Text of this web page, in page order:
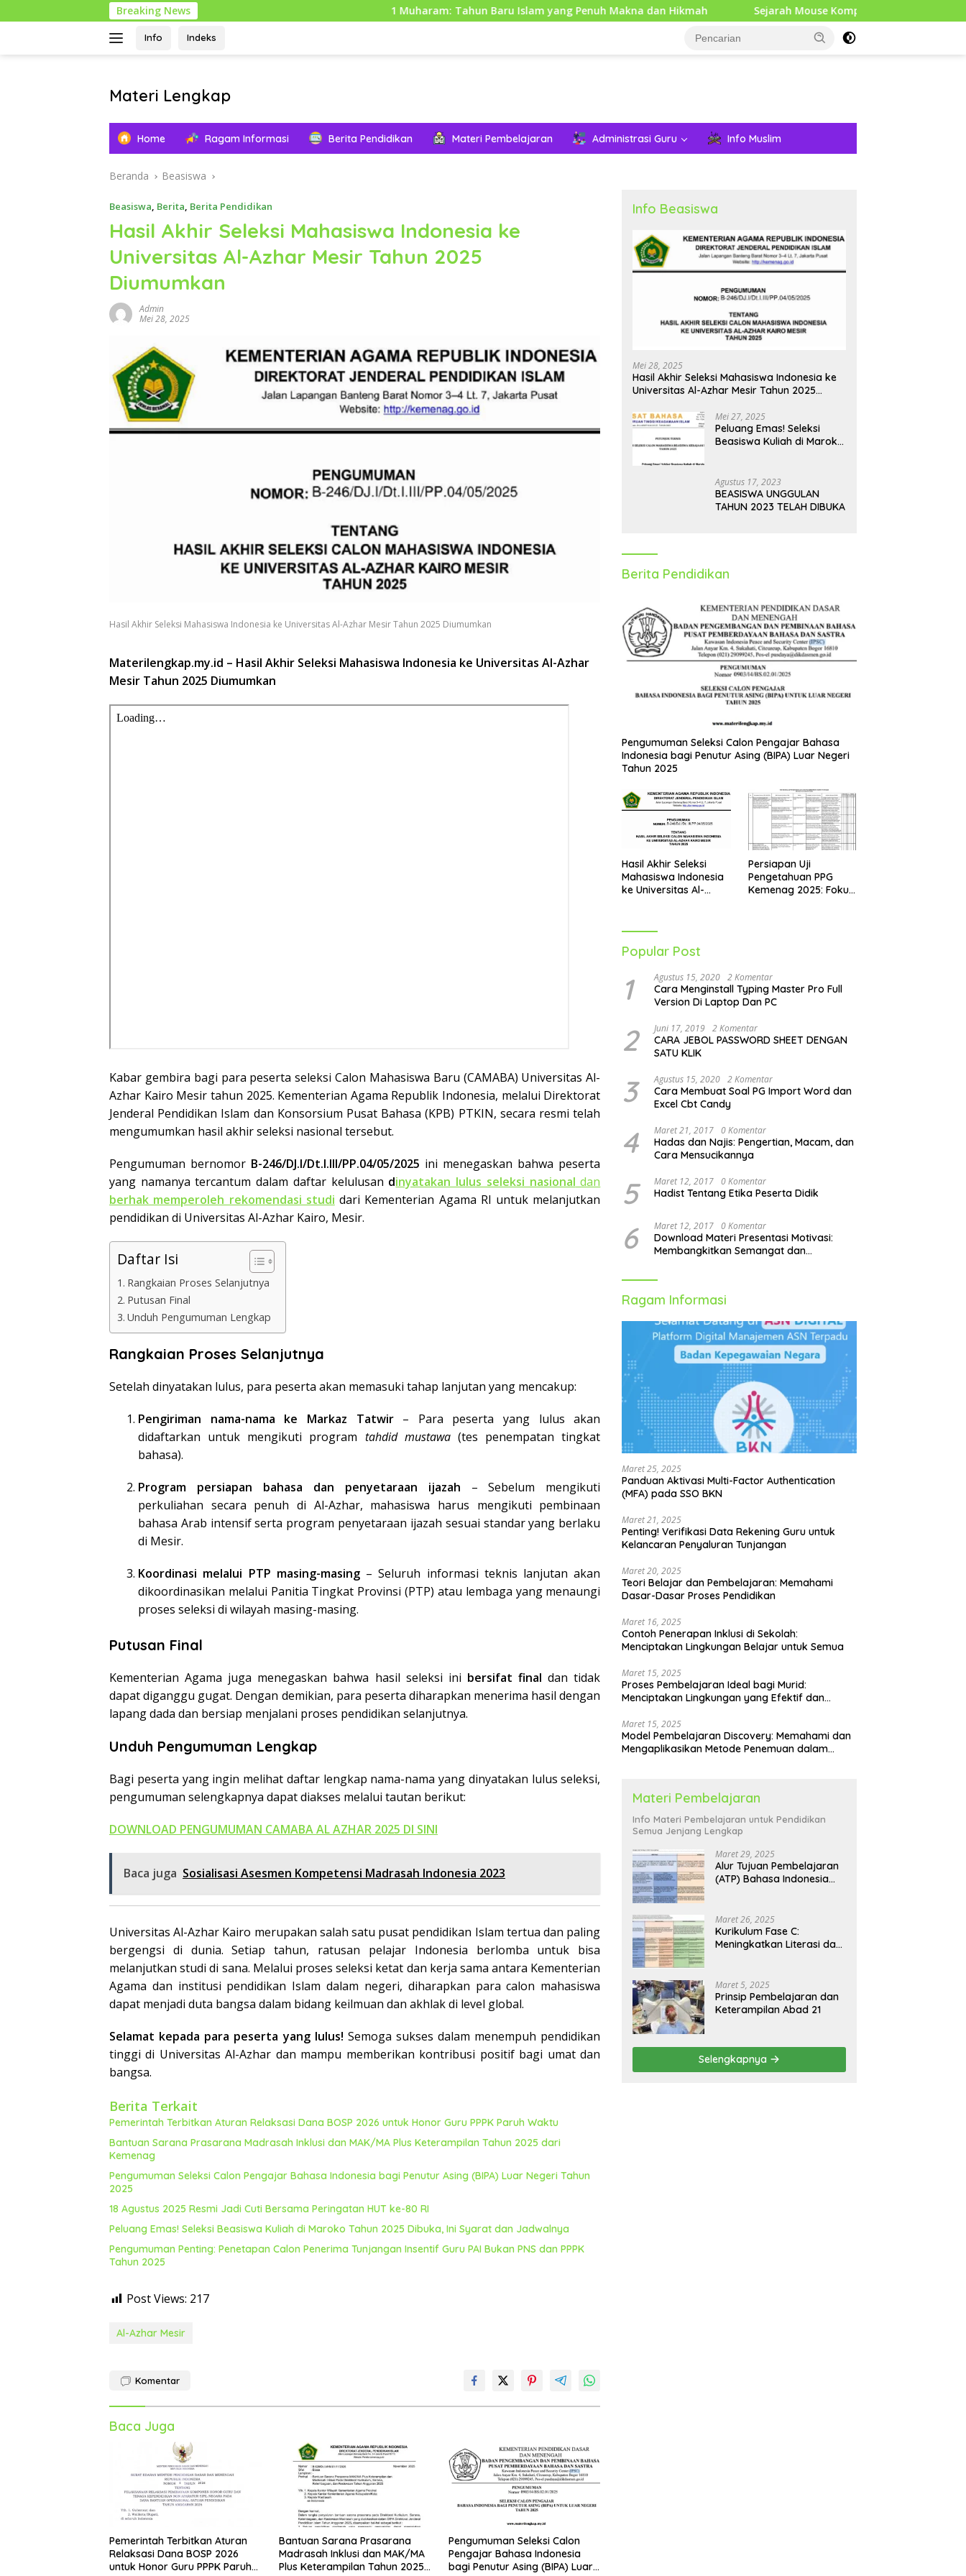
ke
Breaking News 1 Muharam: Tahun Baru Islam yang Penuh Makna dan Hikmah Sejarah Mouse Komputer: Dari Penemuan Awal hingga
Info Indeks
Materi Lengkap
Pendidikan
Lengkap
Home Ragam Informasi Berita Pendidikan Materi Pembelajaran Administrasi Guru Info Muslim
Beranda Beasiswa
Beasiswa, Berita, Berita Pendidikan
Hasil Akhir Seleksi Mahasiswa Indonesia ke
Universitas Al-Azhar Mesir Tahun 2025
Diumumkan
Admin
Mei 28, 2025
Hasil Akhir Seleksi Mahasiswa Indonesia ke Universitas Al-Azhar Mesir Tahun 2025 Diumumkan
Materilengkap.my.id – Hasil Akhir Seleksi Mahasiswa Indonesia ke Universitas Al-Azhar
Mesir Tahun 2025 Diumumkan
Kabar gembira bagi para peserta seleksi Calon Mahasiswa Baru (CAMABA) Universitas Al-
Azhar Kairo Mesir tahun 2025. Kementerian Agama Republik Indonesia, melalui Direktorat
Jenderal Pendidikan Islam dan Konsorsium Pusat Bahasa (KPB) PTKIN, secara resmi telah
mengumumkan hasil akhir seleksi nasional tersebut.
Pengumuman bernomor B-246/DJ.I/Dt.I.III/PP.04/05/2025 ini menegaskan bahwa peserta
yang namanya tercantum dalam daftar kelulusan dinyatakan lulus seleksi nasional dan
berhak memperoleh rekomendasi studi dari Kementerian Agama RI untuk melanjutkan
pendidikan di Universitas Al-Azhar Kairo, Mesir.
Daftar Isi
Rangkaian Proses Selanjutnya
Putusan Final
Unduh Pengumuman Lengkap
Rangkaian Proses Selanjutnya
Setelah dinyatakan lulus, para peserta akan memasuki tahap lanjutan yang mencakup:
Pengiriman nama-nama ke Markaz Tatwir– Para peserta yang lulus akan
didaftarkan untuk mengikuti program tahdid mustawa(tes penempatan tingkat
bahasa).
Program persiapan bahasa dan penyetaraan ijazah – Sebelum mengikuti
perkuliahan secara penuh di Al-Azhar, mahasiswa harus mengikuti pembinaan
bahasa Arab intensif serta program penyetaraan ijazah sesuai standar yang berlaku
di Mesir.
Koordinasi melalui PTP masing-masing– Seluruh informasi teknis lanjutan akan
dikoordinasikan melalui Panitia Tingkat Provinsi (PTP) atau lembaga yang menaungi
proses seleksi di wilayah masing-masing.
Putusan Final
Kementerian Agama juga menegaskan bahwa hasil seleksi ini bersifat final dan tidak
dapat diganggu gugat. Dengan demikian, para peserta diharapkan menerima hasil dengan
lapang dada dan bersiap menjalani proses pendidikan selanjutnya.
Unduh Pengumuman Lengkap
Bagi peserta yang ingin melihat daftar lengkap nama-nama yang dinyatakan lulus seleksi,
pengumuman selengkapnya dapat diakses melalui tautan berikut:
DOWNLOAD PENGUMUMAN CAMABA AL AZHAR 2025 DI SINI
Baca juga Sosialisasi Asesmen Kompetensi Madrasah Indonesia 2023
Universitas Al-Azhar Kairo merupakan salah satu pusat pendidikan Islam tertua dan paling
bergengsi di dunia. Setiap tahun, ratusan pelajar Indonesia berlomba untuk bisa
melanjutkan studi di sana. Melalui proses seleksi ketat dan kerja sama antara Kementerian
Agama dan institusi pendidikan Islam dalam negeri, diharapkan para calon mahasiswa
dapat menjadi duta bangsa dalam bidang keilmuan dan akhlak di level global.
Selamat kepada para peserta yang lulus! Semoga sukses dalam menempuh pendidikan
tinggi di Universitas Al-Azhar dan mampu memberikan kontribusi positif bagi umat dan
bangsa.
Berita Terkait
Pemerintah Terbitkan Aturan Relaksasi Dana BOSP 2026 untuk Honor Guru PPPK Paruh Waktu
Bantuan Sarana Prasarana Madrasah Inklusi dan MAK/MA Plus Keterampilan Tahun 2025 dari
Kemenag
Pengumuman Seleksi Calon Pengajar Bahasa Indonesia bagi Penutur Asing (BIPA) Luar Negeri Tahun
2025
18 Agustus 2025 Resmi Jadi Cuti Bersama Peringatan HUT ke-80 RI
Peluang Emas! Seleksi Beasiswa Kuliah di Maroko Tahun 2025 Dibuka, Ini Syarat dan Jadwalnya
Pengumuman Penting: Penetapan Calon Penerima Tunjangan Insentif Guru PAI Bukan PNS dan PPPK
Tahun 2025
Post Views: 217
Al-Azhar Mesir
Komentar
Baca Juga
Pemerintah Terbitkan Aturan
Relaksasi Dana BOSP 2026
untuk Honor Guru PPPK Paruh
Bantuan Sarana Prasarana
Madrasah Inklusi dan MAK/MA
Plus Keterampilan Tahun 2025
Pengumuman Seleksi Calon
Pengajar Bahasa Indonesia
bagi Penutur Asing (BIPA) Luar
Info Beasiswa
Mei 28, 2025
Hasil Akhir Seleksi Mahasiswa Indonesia ke
Universitas Al-Azhar Mesir Tahun 2025
Mei 27, 2025
Peluang Emas! Seleksi
Beasiswa Kuliah di Maroko
Agustus 17, 2023
BEASISWA UNGGULAN
TAHUN 2023 TELAH DIBUKA
Berita Pendidikan
Pengumuman Seleksi Calon Pengajar Bahasa
Indonesia bagi Penutur Asing (BIPA) Luar Negeri
Tahun 2025
Hasil Akhir Seleksi
Mahasiswa Indonesia
ke Universitas Al-
Persiapan Uji
Pengetahuan PPG
Kemenag 2025: Fokus
Popular Post
1 Agustus 15, 2020 2 Komentar
Cara Menginstall Typing Master Pro Full
Version Di Laptop Dan PC
2 Juni 17, 2019 2 Komentar
CARA JEBOL PASSWORD SHEET DENGAN
SATU KLIK
3 Agustus 15, 2020 2 Komentar
Cara Membuat Soal PG Import Word dan
Excel Cbt Candy
4 Maret 21, 2017 0 Komentar
Hadas dan Najis: Pengertian, Macam, dan
Cara Mensucikannya
5 Maret 12, 2017 0 Komentar
Hadist Tentang Etika Peserta Didik
6 Maret 12, 2017 0 Komentar
Download Materi Presentasi Motivasi:
Membangkitkan Semangat dan
Ragam Informasi
Maret 25, 2025
Panduan Aktivasi Multi-Factor Authentication
(MFA) pada SSO BKN
Maret 21, 2025
Penting! Verifikasi Data Rekening Guru untuk
Kelancaran Penyaluran Tunjangan
Maret 20, 2025
Teori Belajar dan Pembelajaran: Memahami
Dasar-Dasar Proses Pendidikan
Maret 16, 2025
Contoh Penerapan Inklusi di Sekolah:
Menciptakan Lingkungan Belajar untuk Semua
Maret 15, 2025
Proses Pembelajaran Ideal bagi Murid:
Menciptakan Lingkungan yang Efektif dan
Maret 15, 2025
Model Pembelajaran Discovery: Memahami dan
Mengaplikasikan Metode Penemuan dalam
Materi Pembelajaran
Info Materi Pembelajaran untuk Pendidikan
Semua Jenjang Lengkap
Maret 29, 2025
Alur Tujuan Pembelajaran
(ATP) Bahasa Indonesia
Maret 26, 2025
Kurikulum Fase C:
Meningkatkan Literasi dan
Maret 5, 2025
Prinsip Pembelajaran dan
Keterampilan Abad 21
Selengkapnya